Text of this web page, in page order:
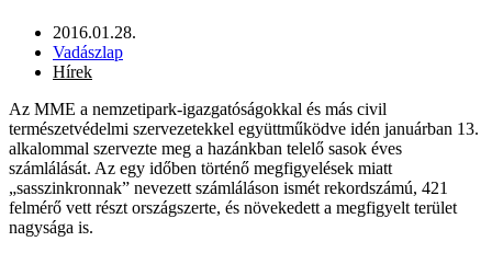
2016.01.28.
Vadászlap
Hírek
Az MME a nemzetipark-igazgatóságokkal és más civil
természetvédelmi szervezetekkel együttműködve idén januárban 13.
alkalommal szervezte meg a hazánkban telelő sasok éves
számlálását. Az egy időben történő megfigyelések miatt
„sasszinkronnak” nevezett számláláson ismét rekordszámú, 421
felmérő vett részt országszerte, és növekedett a megfigyelt terület
nagysága is.